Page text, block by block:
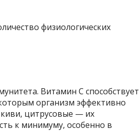
физиологических
Витамин C способствует
организм эффективно
цитрусовые — их
к минимуму, особенно в